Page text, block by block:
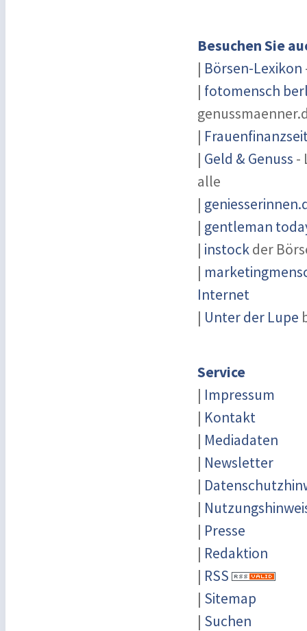
Besuchen Sie
| Börsen-Lexikon
| fotomensch
|
| Geld & Genuss -
alle
|
| gentleman
| instockder
|
Internet
| Unter der Lupe
Service
| Impressum
| Kontakt
| Mediadaten
| Newsletter
|
|
| Presse
| Redaktion
| RSS
| Sitemap
| Suchen